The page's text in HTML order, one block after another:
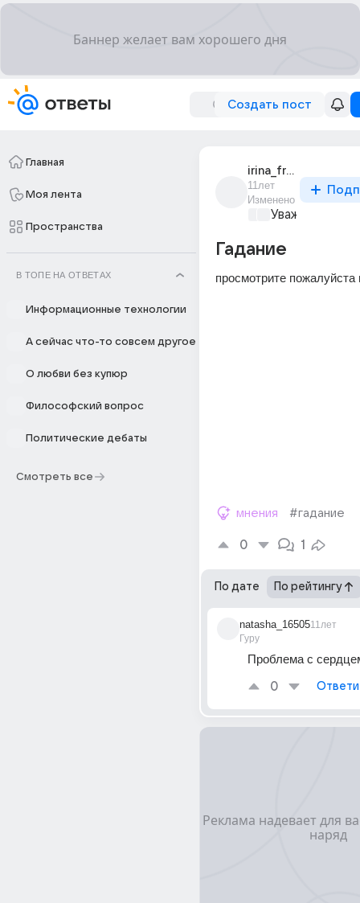
Создать пост
Главная
Моя лента
Пространства
В ТОПЕ НА ОТВЕТАХ
Информационные технологии
А сейчас что-то совсем другое
О любви без купюр
Философский вопрос
Политические дебаты
Смотреть все
irina_frolova_1255
11лет
Изменено
Уважаемый
Гадание
просмотрите пожалуйста
мнения #гадание
0 1
По дате По рейтингу
natasha_16505
Гуру
11лет
Проблема с
0